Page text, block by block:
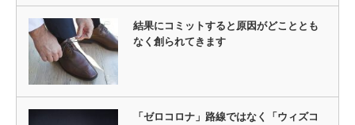
結果にコミットすると原因がどこととも
なく創られてきます
「ゼロコロナ」路線ではなく「ウィズコ